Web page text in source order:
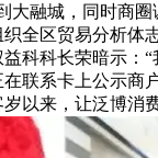
融城，同时商圈
全区贸易分析体
科科长荣暗示：
联系卡上公示商
以来，让泛博消